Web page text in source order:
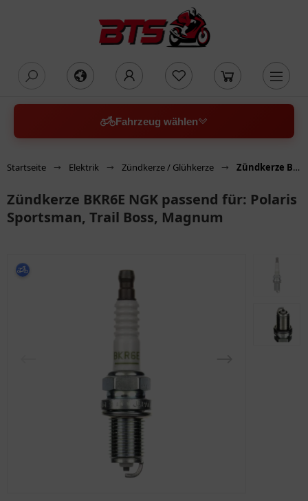
Fahrzeug wählen
Startseite Elektrik Zündkerze / Glühkerze Zündkerze BKR6E NGK passend für: Polaris Sportsman, Trail Boss, Magnum
Zündkerze BKR6E NGK passend für: Polaris
Sportsman, Trail Boss, Magnum